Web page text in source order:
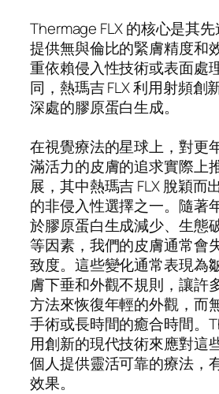
Thermage FLX 的核心是其
提供無與倫比的緊膚精度和
重依賴侵入性技術或表面處
同，熱瑪吉 FLX 利用射頻創
深處的膠原蛋白生成。
在視覺療法的星球上，對更
滿活力的皮膚的追求實際上
展，其中熱瑪吉 FLX 脫穎而
的非侵入性選擇之一。隨著
於膠原蛋白生成減少、生態
等因素，我們的皮膚通常會
致度。這些變化通常表現為
膚下垂和外觀不規則，讓許
方法來恢復年輕的外觀，而
手術或長時間的癒合時間。
用創新的現代技術來應對這
個人提供靈活可靠的療法，
效果。